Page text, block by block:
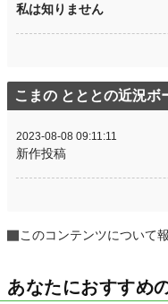
私は知りません
こまの とととの近況ボ
2023-08-08 09:11:11
新作投稿
このコンテンツについて
あなたにおすすめ